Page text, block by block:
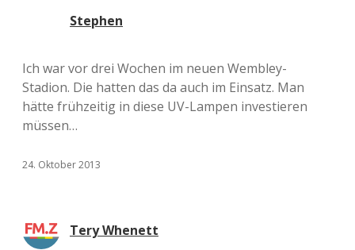
Stephen
Ich war vor drei Wochen im neuen Wembley-
Stadion. Die hatten das da auch im Einsatz. Man
hätte frühzeitig in diese UV-Lampen investieren
müssen…
24. Oktober 2013
Tery Whenett